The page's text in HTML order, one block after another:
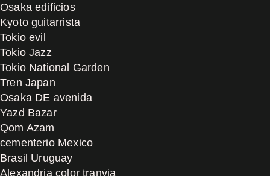
Osaka edificios
Kyoto guitarrista
Tokio evil
Tokio Jazz
Tokio National Garden
Tren Japan
Osaka DE avenida
Yazd Bazar
Qom Azam
cementerio Mexico
Brasil Uruguay
Alexandria color tranvia